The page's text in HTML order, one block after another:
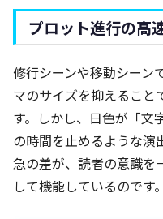
プロット進行の高
修行シーンや移動シーン
マのサイズを抑えること
す。しかし、日色が「文
の時間を止めるような演
急の差が、読者の意識を
して機能しているのです。